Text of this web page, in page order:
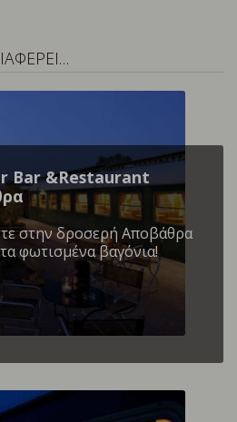
Bar &Restaurant
στην δροσερή Αποβάθρα
φωτισμένα βαγόνια!